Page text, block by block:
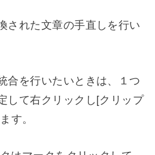
された文章の手直しを行い
合を行いたいときは、１つ
して右クリックし[クリップ
す。